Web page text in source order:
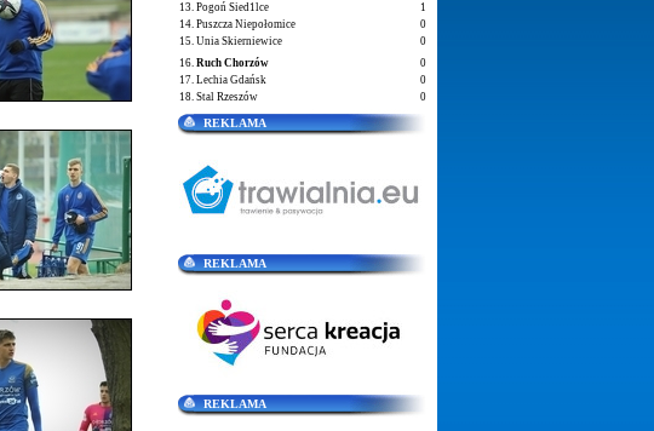
13. Pogoń Sied1lce
1
14. Puszcza Niepołomice
0
15. Unia Skierniewice
0
16. Ruch Chorzów
0
17. Lechia Gdańsk
0
18. Stal Rzeszów
0
REKLAMA
REKLAMA
REKLAMA